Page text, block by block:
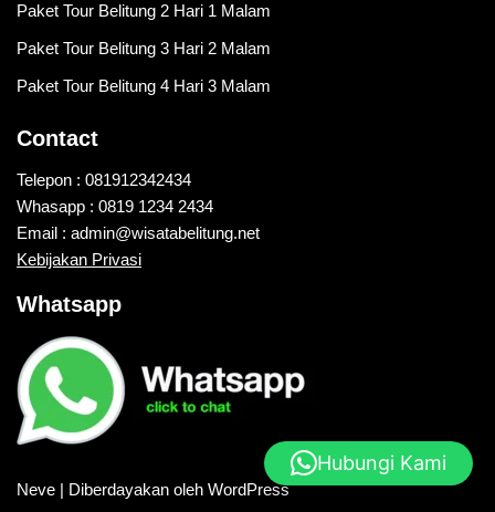
Paket Tour Belitung 2 Hari 1 Malam
Paket Tour Belitung 3 Hari 2 Malam
Paket Tour Belitung 4 Hari 3 Malam
Contact
Telepon : 081912342434
Whasapp : 0819 1234 2434
Email : admin@wisatabelitung.net
Kebijakan Privasi
Whatsapp
Neve | Diberdayakan oleh WordPress
Hubungi Kami